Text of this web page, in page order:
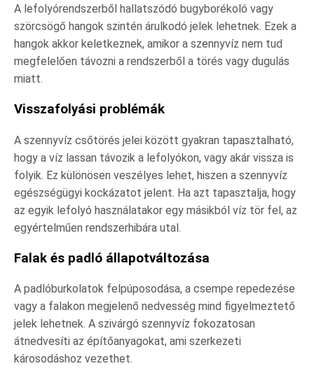
A lefolyórendszerből hallatszódó bugyborékoló vagy
szörcsögő hangok szintén árulkodó jelek lehetnek. Ezek a
hangok akkor keletkeznek, amikor a szennyvíz nem tud
megfelelően távozni a rendszerből a törés vagy dugulás
miatt.
Visszafolyási problémák
A szennyvíz csőtörés jelei között gyakran tapasztalható,
hogy a víz lassan távozik a lefolyókon, vagy akár vissza is
folyik. Ez különösen veszélyes lehet, hiszen a szennyvíz
egészségügyi kockázatot jelent. Ha azt tapasztalja, hogy
az egyik lefolyó használatakor egy másikból víz tör fel, az
egyértelműen rendszerhibára utal.
Falak és padló állapotváltozása
A padlóburkolatok felpúposodása, a csempe repedezése
vagy a falakon megjelenő nedvesség mind figyelmeztető
jelek lehetnek. A szivárgó szennyvíz fokozatosan
átnedvesíti az építőanyagokat, ami szerkezeti
károsodáshoz vezethet.